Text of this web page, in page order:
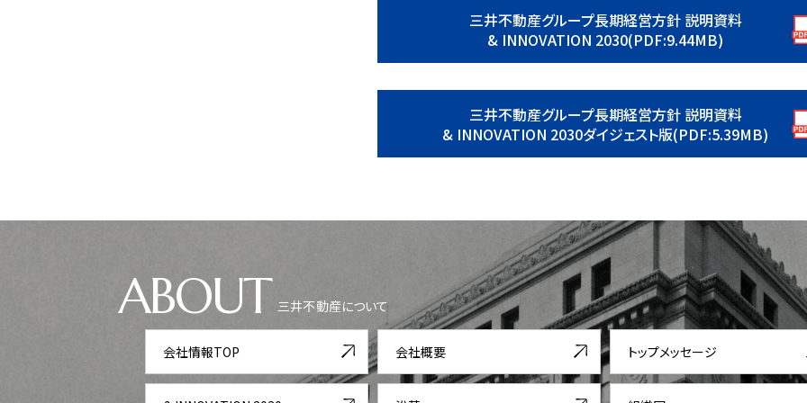
三井不動産グループ長期経営方針 説明資料
& INNOVATION 2030(PDF:9.44MB)
三井不動産グループ長期経営方針 説明資料
& INNOVATION 2030ダイジェスト版(PDF:5.39MB)
ABOUT 三井不動産について
会社情報TOP 会社概要 トップメッセージ